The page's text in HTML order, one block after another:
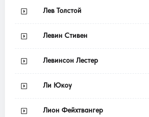
Лев Толстой
Левин Стивен
Левинсон Лестер
Ли Юкоу
Лион Фейхтвангер